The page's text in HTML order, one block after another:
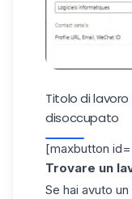
Titolo di
disoccupato
[maxbutton
Trovare un
Se hai avuto